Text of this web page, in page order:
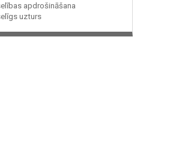
apdrošināšana
uzturs